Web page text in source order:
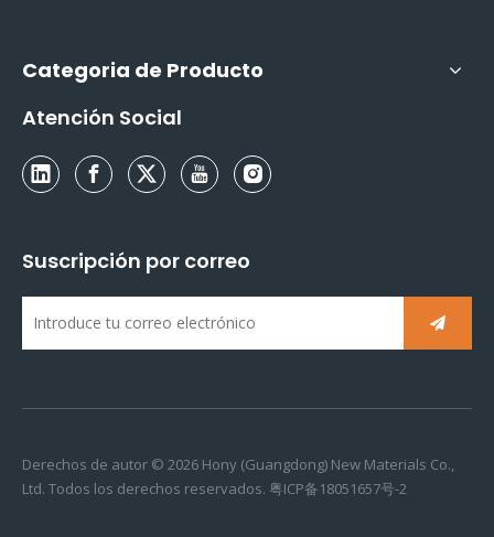
Categoria de Producto
Atención Social
Suscripción por correo
Derechos de autor © 2026 Hony (Guangdong) New Materials Co.,
Ltd. Todos los derechos reservados. 粤ICP备18051657号-2